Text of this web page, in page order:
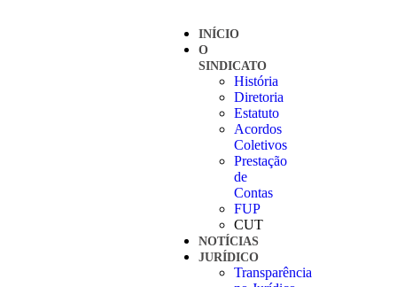
INÍCIO
O
SINDICATO
História
Diretoria
Estatuto
Acordos
Coletivos
Prestação
de
Contas
FUP
CUT
NOTÍCIAS
JURÍDICO
Transparência